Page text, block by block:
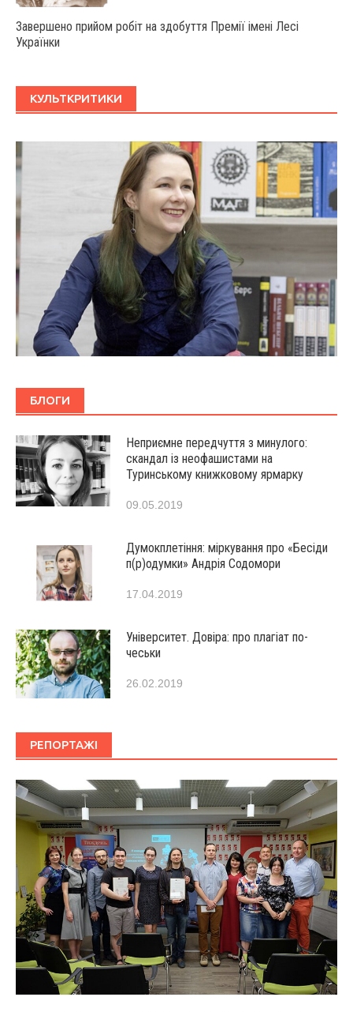
Завершено прийом робіт на здобуття Премії імені Лесі
Українки
КУЛЬТКРИТИКИ
БЛОГИ
Неприємне передчуття з минулого:
скандал із неофашистами на
Туринському книжковому ярмарку
09.05.2019
Думокплетіння: міркування про «Бесіди
п(р)одумки» Андрія Содомори
17.04.2019
Університет. Довіра: про плагіат по-
чеськи
26.02.2019
РЕПОРТАЖІ